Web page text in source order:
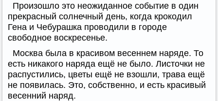
Произошло это неожиданное событие в один
прекрасный солнечный день, когда крокодил
Гена и Чебурашка проводили в городе
свободное воскресенье.
Москва была в красивом весеннем наряде. То
есть никакого наряда ещё не было. Листочки не
распустились, цветы ещё не взошли, трава ещё
не появилась. Это, собственно, и есть красивый
весенний наряд.